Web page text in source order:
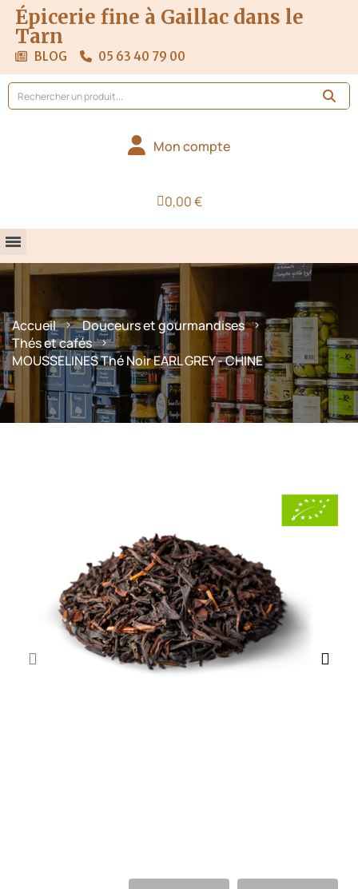
Épicerie fine à Gaillac dans le
Tarn
BLOG 05 63 40 79 00
Mon compte
0,00 €
Accueil
Douceurs et gourmandises
Thés et cafés
MOUSSELINES Thé Noir EARL GREY - CHINE